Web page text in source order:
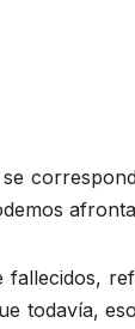
todavía,